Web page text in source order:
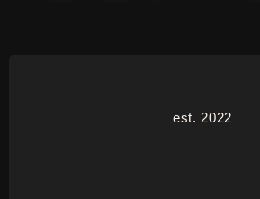
est. 2022